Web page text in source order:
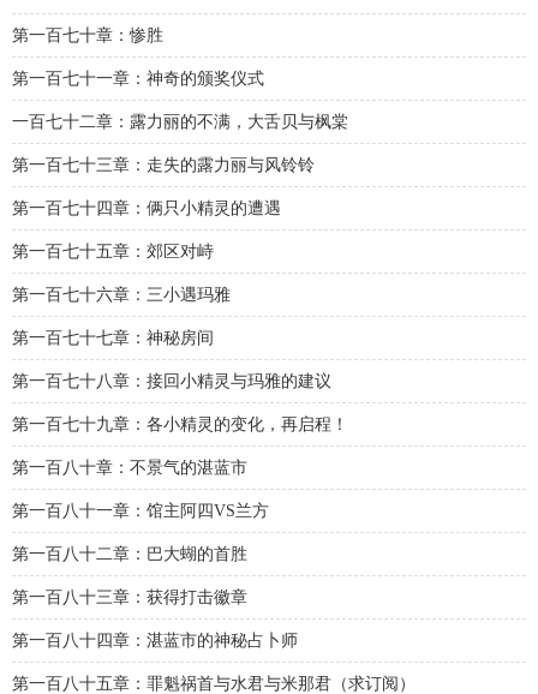
第一百七十章：惨胜
第一百七十一章：神奇的颁奖仪式
一百七十二章：露力丽的不满，大舌贝与枫棠
第一百七十三章：走失的露力丽与风铃铃
第一百七十四章：俩只小精灵的遭遇
第一百七十五章：郊区对峙
第一百七十六章：三小遇玛雅
第一百七十七章：神秘房间
第一百七十八章：接回小精灵与玛雅的建议
第一百七十九章：各小精灵的变化，再启程！
第一百八十章：不景气的湛蓝市
第一百八十一章：馆主阿四VS兰方
第一百八十二章：巴大蝴的首胜
第一百八十三章：获得打击徽章
第一百八十四章：湛蓝市的神秘占卜师
第一百八十五章：罪魁祸首与水君与米那君（求订阅）